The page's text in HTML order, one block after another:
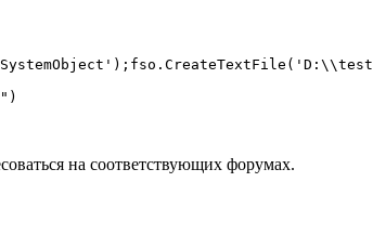
на соответствующих форумах.